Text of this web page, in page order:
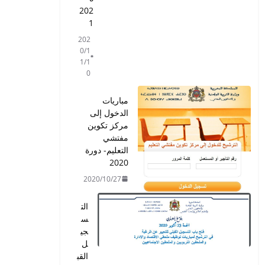
202
1
202
0/1
1/1
0
مباريات
الدخول إلى
مركز تكوين
مفتشي
التعليم- دورة
2020
2020/10/27
الت
س
جي
ل
القب